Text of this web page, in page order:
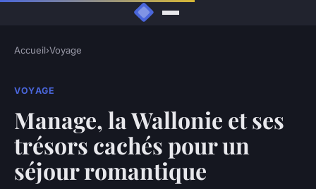
Accueil›Voyage
VOYAGE
Manage, la Wallonie et ses
trésors cachés pour un
séjour romantique